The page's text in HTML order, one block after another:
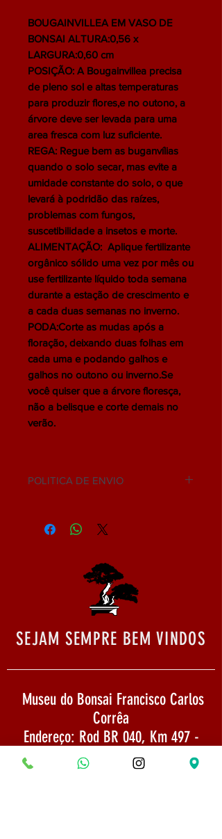
BOUGAINVILLEA EM VASO DE
BONSAI ALTURA:0,56 x
LARGURA:0,60 cm
POSIÇÃO: A Bougainvillea precisa
de pleno sol e altas temperaturas
para produzir flores,e no outono, a
árvore deve ser levada para uma
area fresca com luz suficiente.
REGA: Regue bem as buganvílias
quando o solo secar, mas evite a
umidade constante do solo, o que
levará à podridão das raízes,
problemas com fungos,
suscetibilidade a insetos e morte.
ALIMENTAÇÃO: Aplique fertilizante
orgânico sólido uma vez por mês ou
use fertilizante líquido toda semana
durante a estação de crescimento e
a cada duas semanas no inverno.
PODA:Corte as mudas após a
floração, deixando duas folhas em
cada uma e podando galhos e
galhos no outono ou inverno.Se
você quiser que a árvore floresça,
não a belisque e corte demais no
verão.
POLITICA DE ENVIO
SEJAM SEMPRE BEM VINDOS
Museu do Bonsai Francisco Carlos
Corrêa
Endereço: Rod BR 040, Km 497 -
Esmeraldas / MG
22.733.844/0002-65